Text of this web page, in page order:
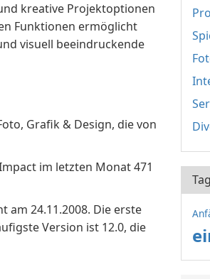
kreative Projektoptionen
Funktionen ermöglicht
visuell beeindruckende
Grafik & Design, die von
im letzten Monat 471
am 24.11.2008. Die erste
Version ist 12.0, die